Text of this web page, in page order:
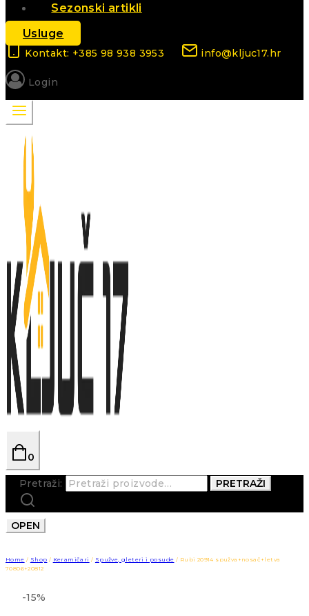
Sezonski artikli
Usluge
Kontakt: +385 98 938 3953 info@kljuc17.hr
Login
0
Pretraži: PRETRAŽI
OPEN
Home / Shop / Keramičari / Spužve, gleteri i posude / Rubi 20914 spužva+nosač+letva
70806+20812
-15%